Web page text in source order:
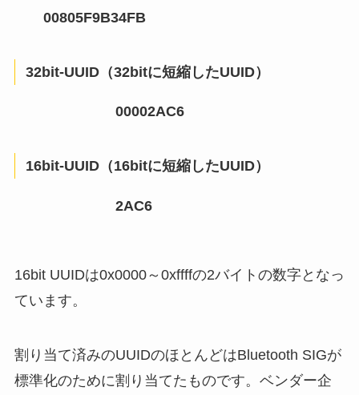
00805F9B34FB
32bit-UUID（32bitに短縮したUUID）
00002AC6
16bit-UUID（16bitに短縮したUUID）
2AC6
16bit UUIDは0x0000～0xffffの2バイトの数字となっ
ています。
割り当て済みのUUIDのほとんどはBluetooth SIGが
標準化のために割り当てたものです。ベンダー企